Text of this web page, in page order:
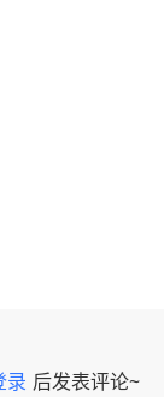
录 后发表评论~